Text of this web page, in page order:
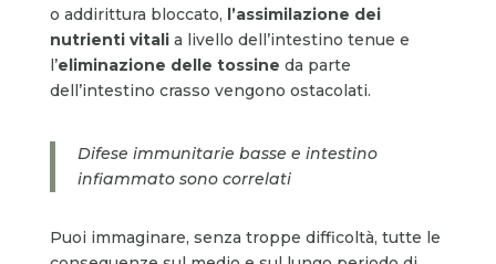
o addirittura bloccato, l’assimilazione dei
nutrienti vitalia livello dell’intestino tenue e
l’eliminazione delle tossine da parte
dell’intestino crasso vengono ostacolati.
Difese immunitarie basse e intestino
infiammato sono correlati
Puoi immaginare, senza troppe difficoltà, tutte le